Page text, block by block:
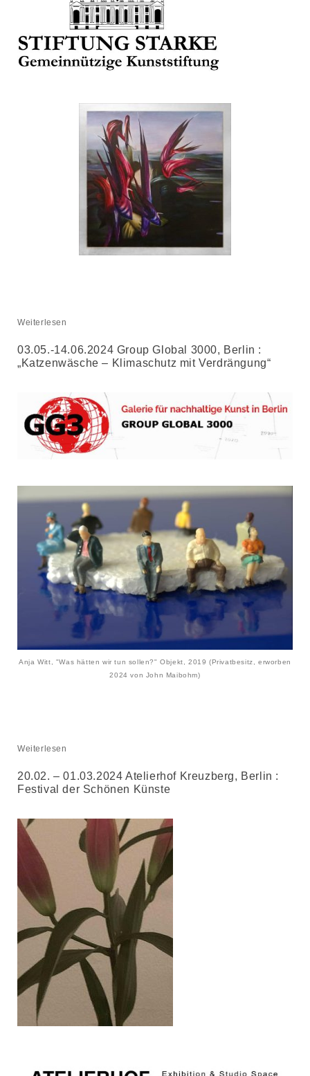
Weiterlesen
03.05.-14.06.2024 Group Global 3000, Berlin :
„Katzenwäsche – Klimaschutz mit Verdrängung“
Anja Witt, "Was hätten wir tun sollen?" Objekt, 2019 (Privatbesitz, erworben
2024 von John Maibohm)
Weiterlesen
20.02. – 01.03.2024 Atelierhof Kreuzberg, Berlin :
Festival der Schönen Künste